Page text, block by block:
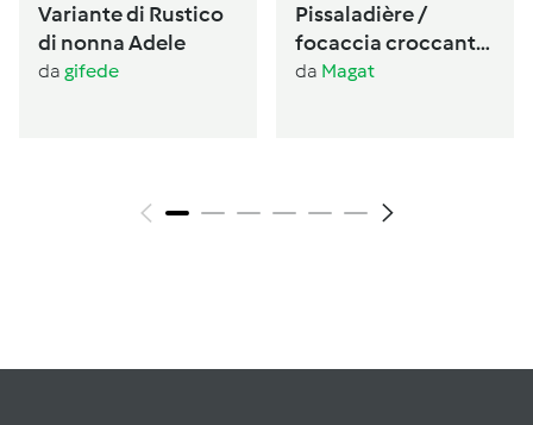
Variante di Rustico
di nonna Adele
da gifede
Pissaladière /
focaccia croccante
provenzale alle
da Magat